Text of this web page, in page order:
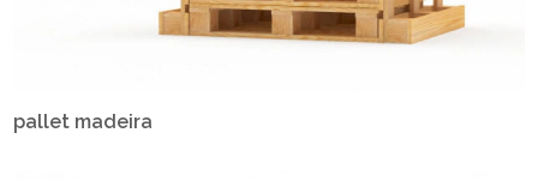
pallet madeira